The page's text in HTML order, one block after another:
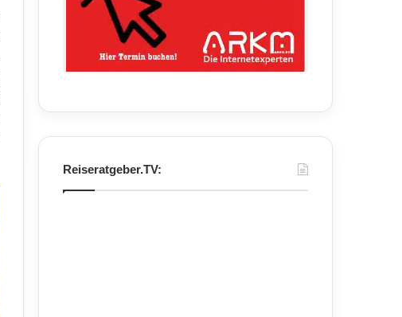
Reiseratgeber.TV: